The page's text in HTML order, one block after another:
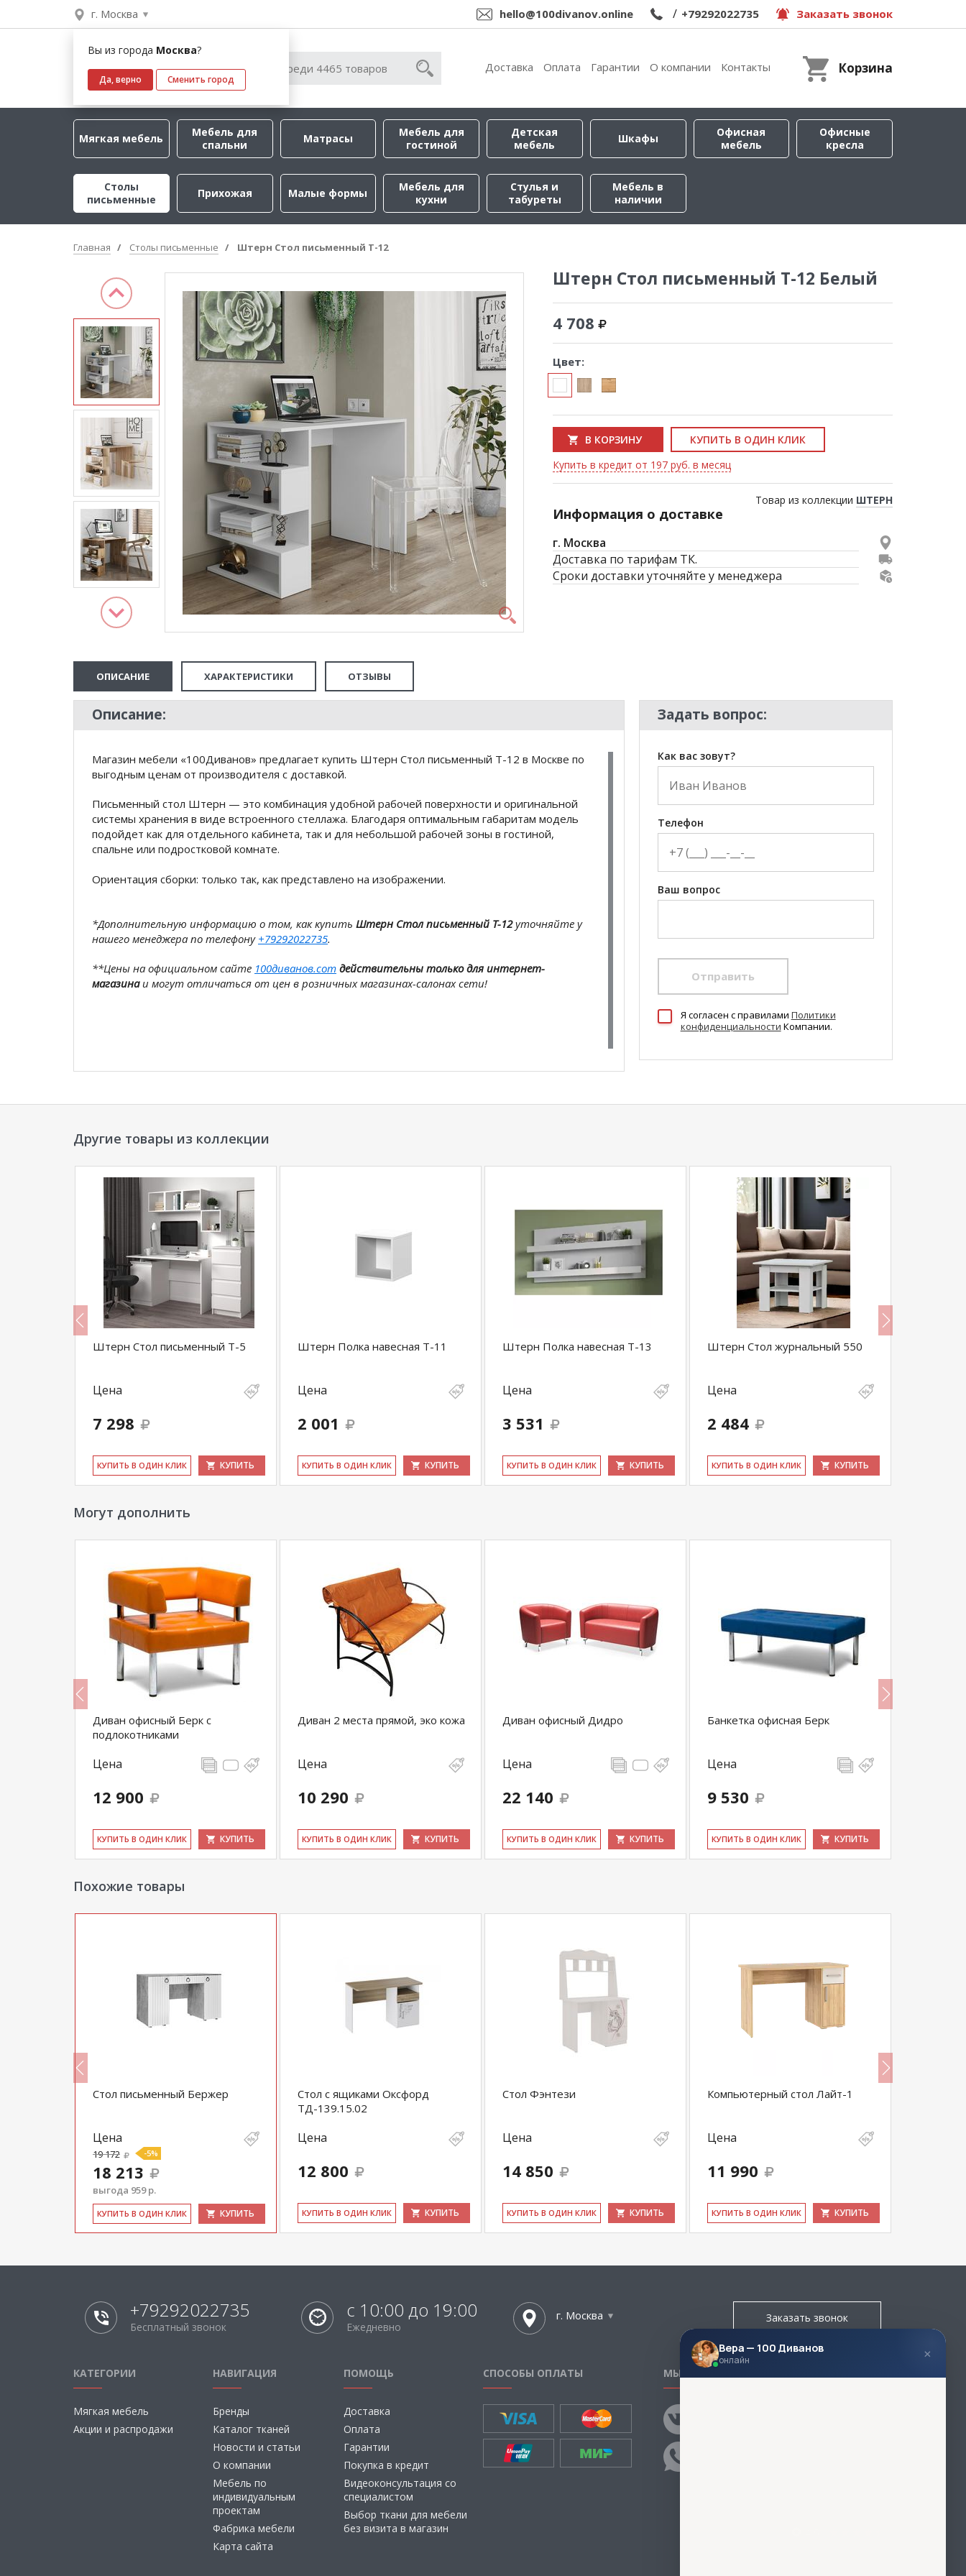
г. Москва
Вы из города Москва?
Да, верно Сменить город
hello@100divanov.online / +79292022735 Заказать звонок
Доставка Оплата Гарантии О компании Контакты Корзина
Мягкая мебель
Мебель для
спальни
Матрасы
Мебель для
гостиной
Детская
мебель
Шкафы
Офисная
мебель
Офисные
кресла
Столы
письменные
Прихожая Малые формы
Мебель для
кухни
Стулья и
табуреты
Мебель в
наличии
Главная Столы письменные Штерн Стол письменный Т-12
Штерн Стол письменный Т-12 Белый
4 708
Цвет:
В КОРЗИНУ
КУПИТЬ В ОДИН КЛИК
Купить в кредит от 197 руб. в месяц
Товар из коллекции ШТЕРН
Информация о доставке
г. Москва
Доставка по тарифам ТК.
Сроки доставки уточняйте у менеджера
ОПИСАНИЕ ХАРАКТЕРИСТИКИ ОТЗЫВЫ
Описание:
Магазин мебели «100Диванов» предлагает купить Штерн Стол письменный Т-12 в Москве по
выгодным ценам от производителя с доставкой.
Письменный стол Штерн — это комбинация удобной рабочей поверхности и оригинальной
системы хранения в виде встроенного стеллажа. Благодаря оптимальным габаритам модель
подойдет как для отдельного кабинета, так и для небольшой рабочей зоны в гостиной,
спальне или подростковой комнате.
Ориентация сборки: только так, как представлено на изображении.
*Дополнительную информацию о том, как купить Штерн Стол письменный Т-12уточняйте у
нашего менеджера по телефону +79292022735.
**Цены на официальном сайте 100диванов.com действительны только для интернет-
магазинаи могут отличаться от цен в розничных магазинах-салонах сети!
Задать вопрос:
Как вас зовут?
Телефон
Ваш вопрос
Отправить
Я согласен c правилами Политики
конфиденциальности Компании.
Другие товары из коллекции
Штерн Стол письменный Т-5
Цена
7 298
КУ­ПИТЬ В ОДИН КЛИК КУПИТЬ
Штерн Полка навесная Т-11
Цена
2 001
КУ­ПИТЬ В ОДИН КЛИК КУПИТЬ
Штерн Полка навесная Т-13
Цена
3 531
КУ­ПИТЬ В ОДИН КЛИК КУПИТЬ
Штерн Стол журнальный 550
Цена
2 484
КУ­ПИТЬ В ОДИН КЛИК КУПИТЬ
Могут дополнить
Диван офисный Берк с
подлокотниками
Цена
12 900
КУ­ПИТЬ В ОДИН КЛИК КУПИТЬ
Диван 2 места прямой, эко кожа
Цена
10 290
КУ­ПИТЬ В ОДИН КЛИК КУПИТЬ
Диван офисный Дидро
Цена
22 140
КУ­ПИТЬ В ОДИН КЛИК КУПИТЬ
Банкетка офисная Берк
Цена
9 530
КУ­ПИТЬ В ОДИН КЛИК КУПИТЬ
Похожие товары
Стол письменный Бержер
Цена
19 172 -5%
18 213
выгода 959 р.
КУ­ПИТЬ В ОДИН КЛИК КУПИТЬ
Стол с ящиками Оксфорд
ТД-139.15.02
Цена
12 800
КУ­ПИТЬ В ОДИН КЛИК КУПИТЬ
Стол Фэнтези
Цена
14 850
КУ­ПИТЬ В ОДИН КЛИК КУПИТЬ
Компьютерный стол Лайт-1
Цена
11 990
КУ­ПИТЬ В ОДИН КЛИК КУПИТЬ
+79292022735
Бесплатный звонок
с 10:00 до 19:00
Ежедневно
г. Москва Заказать звонок
КАТЕГОРИИ
Мягкая мебель
Акции и распродажи
НАВИГАЦИЯ
Бренды
Каталог тканей
Новости и статьи
О компании
Мебель по
индивидуальным
проектам
Фабрика мебели
Карта сайта
ПОМОЩЬ
Доставка
Оплата
Гарантии
Покупка в кредит
Видеоконсультация со
специалистом
Выбор ткани для мебели
без визита в магазин
СПОСОБЫ ОПЛАТЫ МЫ В СОЦСЕТЯХ
Вера — 100 Диванов
онлайн ×